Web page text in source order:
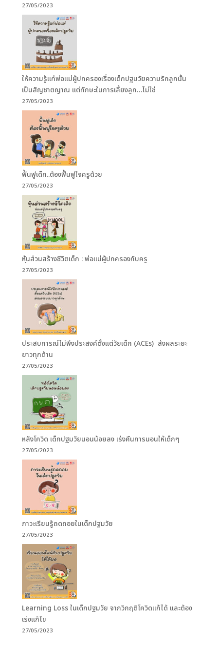
27/05/2023
ให้ความรู้แก่พ่อแม่ผู้ปกครองเรื่องเด็กปฐมวัยความรักลูกนั้น
เป็นสัญชาตญาณ แต่ทักษะในการเลี้ยงลูก…ไม่ใช่
27/05/2023
ฟื้นฟูเด็ก..ต้องฟื้นฟูใจครูด้วย
27/05/2023
หุ้นส่วนสร้างชีวิตเด็ก : พ่อแม่ผู้ปกครองกับครู
27/05/2023
ประสบการณ์ไม่พึงประสงค์ตั้งแต่วัยเด็ก (ACEs) ส่งผลระยะ
ยาวทุกด้าน
27/05/2023
หลังโควิด เด็กปฐมวัยนอนน้อยลง เร่งคืนการนอนให้เด็กๆ
27/05/2023
ภาวะเรียนรู้ถดถอยในเด็กปฐมวัย
27/05/2023
Learning Loss ในเด็กปฐมวัย จากวิกฤติโควิดแก้ได้ และต้อง
เร่งแก้ไข
27/05/2023